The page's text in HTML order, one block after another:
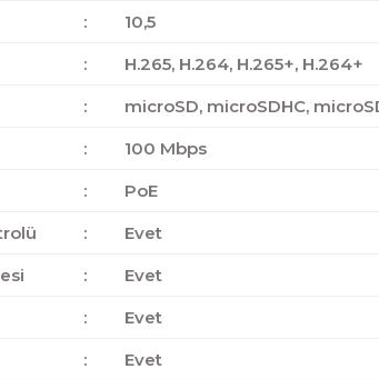
:
10,5
:
H.265, H.264, H.265+, H.264+
:
microSD, microSDHC,
:
100 Mbps
:
PoE
:
Evet
:
Evet
:
Evet
:
Evet